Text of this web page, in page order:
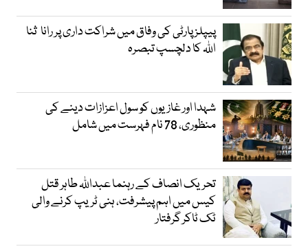
پیپلز پارٹی کی وفاق میں شراکت داری پر رانا ثنا
اللہ کا دلچسپ تبصرہ
شہدا اور غازیوں کو سول اعزازات دینے کی
منظوری، 78 نام فہرست میں شامل
تحریک انصاف کے رہنما عبداللہ طاہر قتل
کیس میں اہم پیشرفت، ہنی ٹریپ کرنے والی
ٹک ٹاکر گرفتار